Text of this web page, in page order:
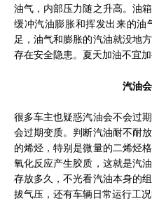
油气，内部压力随之升高。油
缓冲汽油膨胀和挥发出来的油
足，油气和膨胀的汽油就没地
存在安全隐患。夏天加油不宜加
汽油
很多车主也疑惑汽油会不会过
会过期变质。判断汽油耐不耐
的烯烃，特别是微量的二烯烃
氧化反应产生胶质，这就是汽
存放多久，不光看汽油本身的
拔气压，还有车辆日常运行工